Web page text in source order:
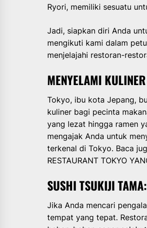
Ryori, memiliki sesuatu
Jadi, siapkan diri Anda
mengikuti kami dalam
menjelajahi restoran-
MENYELAMI
Tokyo, ibu kota Jepang,
kuliner bagi pecinta
yang lezat hingga ramen
mengajak Anda untuk
terkenal di Tokyo. Baca
RESTAURANT TOKYO
SUSHI TSUKIJI
Jika Anda mencari
tempat yang tepat.